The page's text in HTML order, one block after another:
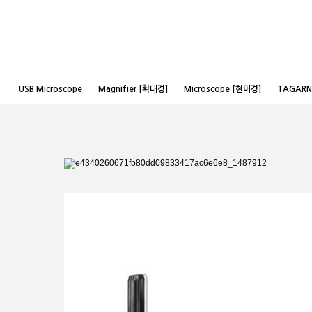
USB Microscope Magnifier [확대경] Microscope [현미경]